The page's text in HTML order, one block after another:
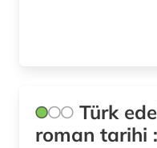
Türk
roman tarihi